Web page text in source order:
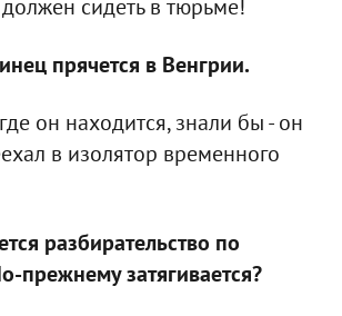
должен сидеть в тюрьме!
прячется в Венгрии.
он находится, знали бы - он
в изолятор временного
разбирательство по
прежнему затягивается?